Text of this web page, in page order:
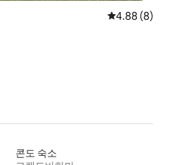
평점 4.88점
4.88 (8)
콘도 숙소